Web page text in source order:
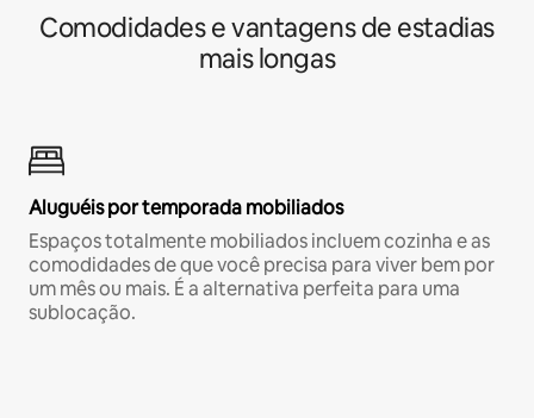
Comodidades e vantagens de estadias
mais longas
Aluguéis por temporada mobiliados
Espaços totalmente mobiliados incluem cozinha e as
comodidades de que você precisa para viver bem por
um mês ou mais. É a alternativa perfeita para uma
sublocação.